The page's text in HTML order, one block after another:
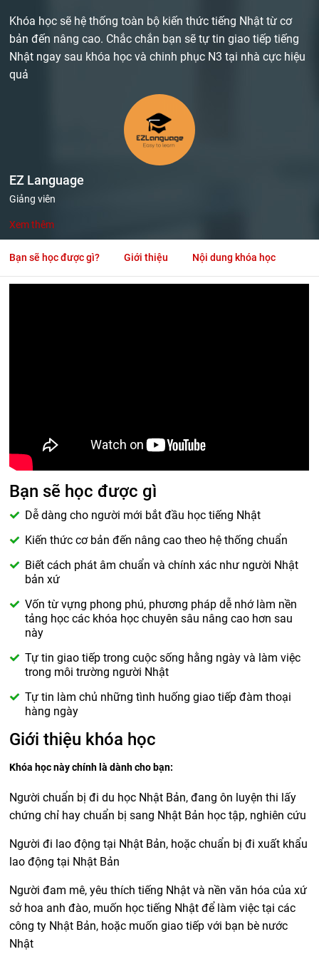
Khóa học sẽ hệ thống toàn bộ kiến thức tiếng Nhật từ cơ
bản đến nâng cao. Chắc chắn bạn sẽ tự tin giao tiếp tiếng
Nhật ngay sau khóa học và chinh phục N3 tại nhà cực hiệu
quả
EZ Language
Giảng viên
Xem thêm
Bạn sẽ học được gì? Giới thiệu Nội dung khóa học
Bạn sẽ học được gì
Dễ dàng cho người mới bắt đầu học tiếng Nhật
Kiến thức cơ bản đến nâng cao theo hệ thống chuẩn
Biết cách phát âm chuẩn và chính xác như người Nhật
bản xứ
Vốn từ vựng phong phú, phương pháp dễ nhớ làm nền
tảng học các khóa học chuyên sâu nâng cao hơn sau
này
Tự tin giao tiếp trong cuộc sống hằng ngày và làm việc
trong môi trường người Nhật
Tự tin làm chủ những tình huống giao tiếp đàm thoại
hàng ngày
Giới thiệu khóa học
Khóa học này chính là dành cho bạn:
Người chuẩn bị đi du học Nhật Bản, đang ôn luyện thi lấy
chứng chỉ hay chuẩn bị sang Nhật Bản học tập, nghiên cứu
Người đi lao động tại Nhật Bản, hoặc chuẩn bị đi xuất khẩu
lao động tại Nhật Bản
Người đam mê, yêu thích tiếng Nhật và nền văn hóa của xứ
sở hoa anh đào, muốn học tiếng Nhật để làm việc tại các
công ty Nhật Bản, hoặc muốn giao tiếp với bạn bè nước
Nhật